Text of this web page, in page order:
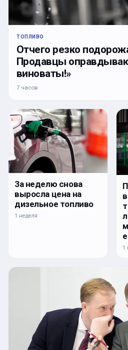
ТОПЛИВО
Отчего резко
Продавцы
виноваты!»
7 часов
За неделю снова
выросла цена на
дизельное топливо
1 неделя
1